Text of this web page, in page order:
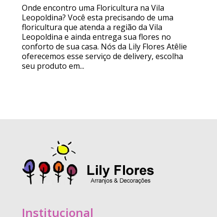
Onde encontro uma Floricultura na Vila
Leopoldina? Você esta precisando de uma
floricultura que atenda a região da Vila
Leopoldina e ainda entrega sua flores no
conforto de sua casa. Nós da Lily Flores Atêlie
oferecemos esse serviço de delivery, escolha
seu produto em...
Institucional